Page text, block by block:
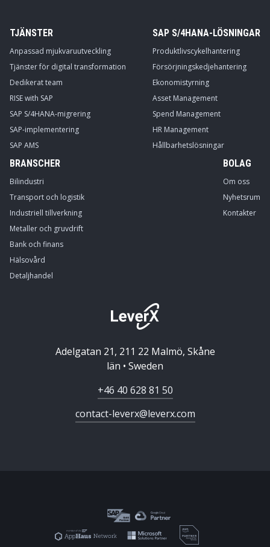
TJÄNSTER
Anpassad mjukvaruutveckling
Tjänster för digital transformation
Dedikerat team
RISE with SAP
SAP S/4HANA-migrering
SAP-implementering
SAP AMS
SAP S/4HANA-LÖSNINGAR
Produktlivscykelhantering
Försörjningskedjehantering
Ekonomistyrning
Asset Management
Spend Management
HR Management
Hållbarhetslösningar
BRANSCHER
Bilindustri
Transport och logistik
Industriell tillverkning
Metaller och gruvdrift
Bank och finans
Hälsovård
Detaljhandel
BOLAG
Om oss
Nyhetsrum
Kontakter
Adelgatan 21, 211 22 Malmö, Skåne
län • Sweden
+46 40 628 81 50
contact-leverx@leverx.com